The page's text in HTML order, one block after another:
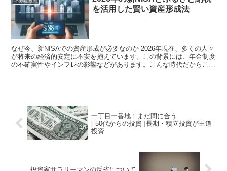
を活用した賢い資産形成法
なぜ今、新NISAでの資産形成が必要なのか 2026年現在、多くの人々
が将来の経済的安定に不安を抱えています。この背景には、年金制度
の不確実性やインフレの影響などがあります。こんな時代だからこ
一丁目一番地！まだ間に合う
[ 50代からの投資 ]長期・積立投資が王道
投資